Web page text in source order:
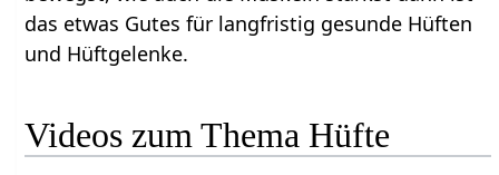
das etwas Gutes für langfristig gesunde Hüften
und Hüftgelenke.